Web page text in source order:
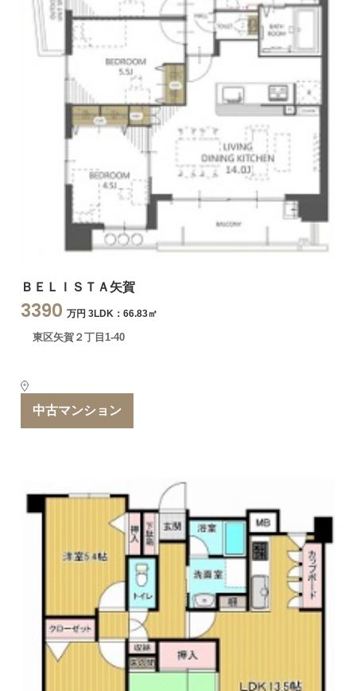
ＢＥＬＩＳＴＡ矢賀
3390 万円 3LDK：66.83㎡
東区矢賀２丁目1-40
中古マンション